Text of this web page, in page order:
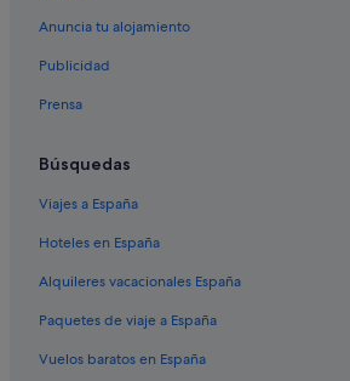
Anuncia tu alojamiento
Publicidad
Prensa
Búsquedas
Viajes a España
Hoteles en España
Alquileres vacacionales España
Paquetes de viaje a España
Vuelos baratos en España